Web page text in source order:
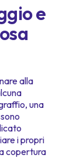
e
alla
una
i propri
copertura